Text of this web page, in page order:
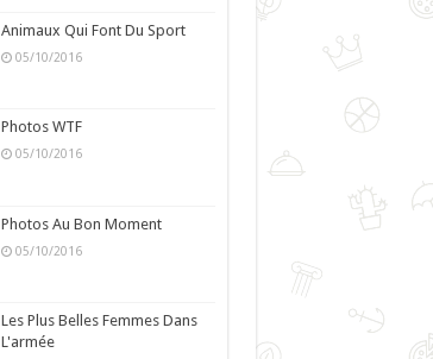
Animaux Qui Font Du Sport
05/10/2016
Photos WTF
05/10/2016
Photos Au Bon Moment
05/10/2016
Les Plus Belles Femmes Dans
L'armée